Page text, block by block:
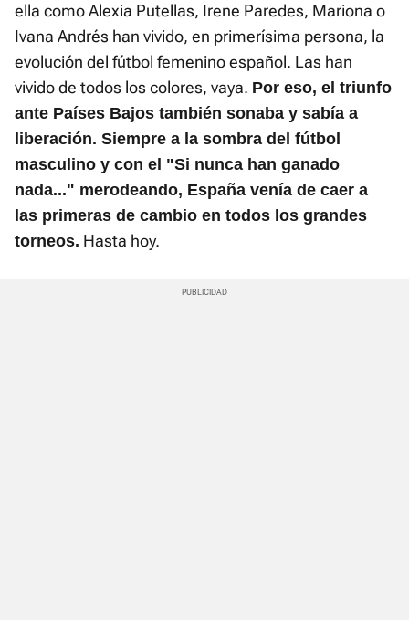
ella como Alexia Putellas, Irene Paredes, Mariona o
Ivana Andrés han vivido, en primerísima persona, la
evolución del fútbol femenino español. Las han
vivido de todos los colores, vaya. Por eso, el triunfo
ante Países Bajos también sonaba y sabía a
liberación. Siempre a la sombra del fútbol
masculino y con el "Si nunca han ganado
nada..." merodeando, España venía de caer a
las primeras de cambio en todos los grandes
torneos. Hasta hoy.